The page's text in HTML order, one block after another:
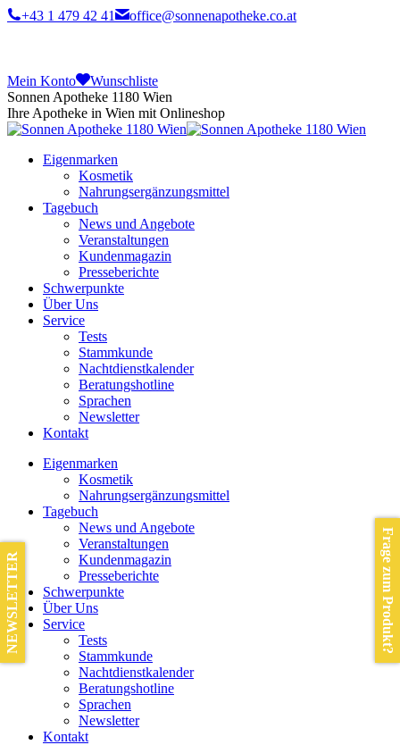
+43 1 479 42 41 office@sonnenapotheke.co.at
Mein Konto
Wunschliste
Sonnen Apotheke 1180 Wien
Ihre Apotheke in Wien mit Onlineshop
Eigenmarken
Kosmetik
Nahrungsergänzungsmittel
Tagebuch
News und Angebote
Veranstaltungen
Kundenmagazin
Presseberichte
Schwerpunkte
Über Uns
Service
Tests
Stammkunde
Nachtdienstkalender
Beratungshotline
Sprachen
Newsletter
Kontakt
Eigenmarken
Kosmetik
Nahrungsergänzungsmittel
Tagebuch
News und Angebote
Veranstaltungen
Kundenmagazin
Presseberichte
Schwerpunkte
Über Uns
Service
Tests
Stammkunde
Nachtdienstkalender
Beratungshotline
Sprachen
Newsletter
Kontakt
Frage zum Produkt?
NEWSLETTER